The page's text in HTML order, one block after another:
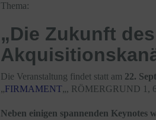
Thema:
„Die Zukunft
Die Veranstaltung findet statt am 22.
„FIRMAMENT„, RÖMERGRUND 1,
Neben einigen spannenden